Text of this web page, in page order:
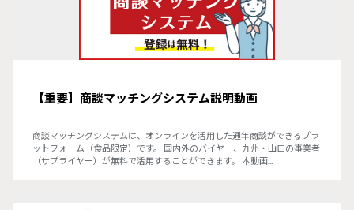
【重要】商談マッチングシステム説明動画
商談マッチングシステムは、オンラインを活用した通年商談ができるプラ
ットフォーム（食品限定）です。 国内外のバイヤー、九州・山口の事業者
（サプライヤー）が無料で活用することができます。 本動画...